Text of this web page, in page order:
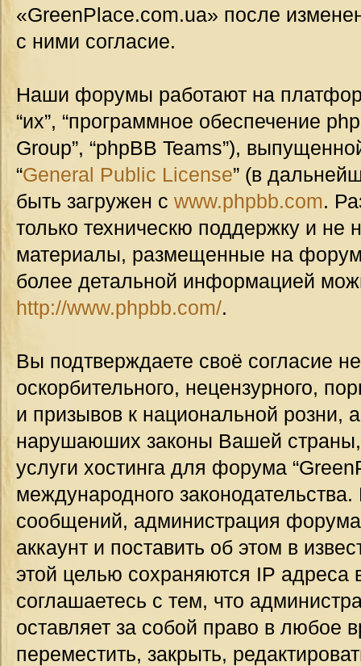
«GreenPlace.com.ua» после
с ними согласие.
Наши форумы работают на
“их”, “программное обеспечение
Group”, “phpBB Teams”),
“General Public License” (в
быть загружен с www.phpbb.com.
только техническю поддержку и не
материалы, размещенные на
более детальной информацией
http://www.phpbb.com/.
Вы подтверждаете своё согласие
оскорбительного, нецензурного,
и призывов к национальной розни,
нарушаюших законы Вашей страны,
услуги хостинга для форума
международного
сообщений, администрация
аккаунт и поставить об этом в
этой целью сохраняются IP
соглашаетесь с тем, что
оставляет за собой право в любое
переместить, закрыть,